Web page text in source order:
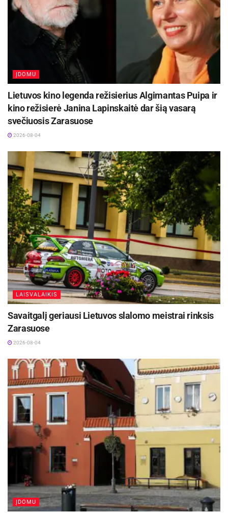
būdu inovacijos dera su vietos identitetu,
nepalikdamos nuošalyje nė vieno bendruomenės
Dalyvaujant azartiniuose lošimuose gali atsirasti
priklausomybė nuo azartinių lošimų ar
patologinis potraukis lošti.
Žymos: Zarasų rajono savivaldybė
ĮDOMU
Lietuvos kino legenda režisierius Algimantas Puipa ir
kino režisierė Janina Lapinskaitė dar šią vasarą
svečiuosis Zarasuose
2026-08-04
LAISVALAIKIS
Savaitgalį geriausi Lietuvos slalomo meistrai rinksis
Zarasuose
2026-08-04
ĮDOMU